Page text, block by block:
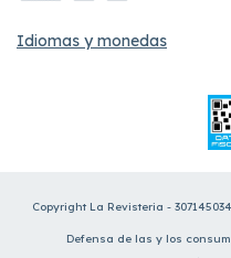
Idiomas y monedas
Copyright La Revisteria -
Defensa de las y los